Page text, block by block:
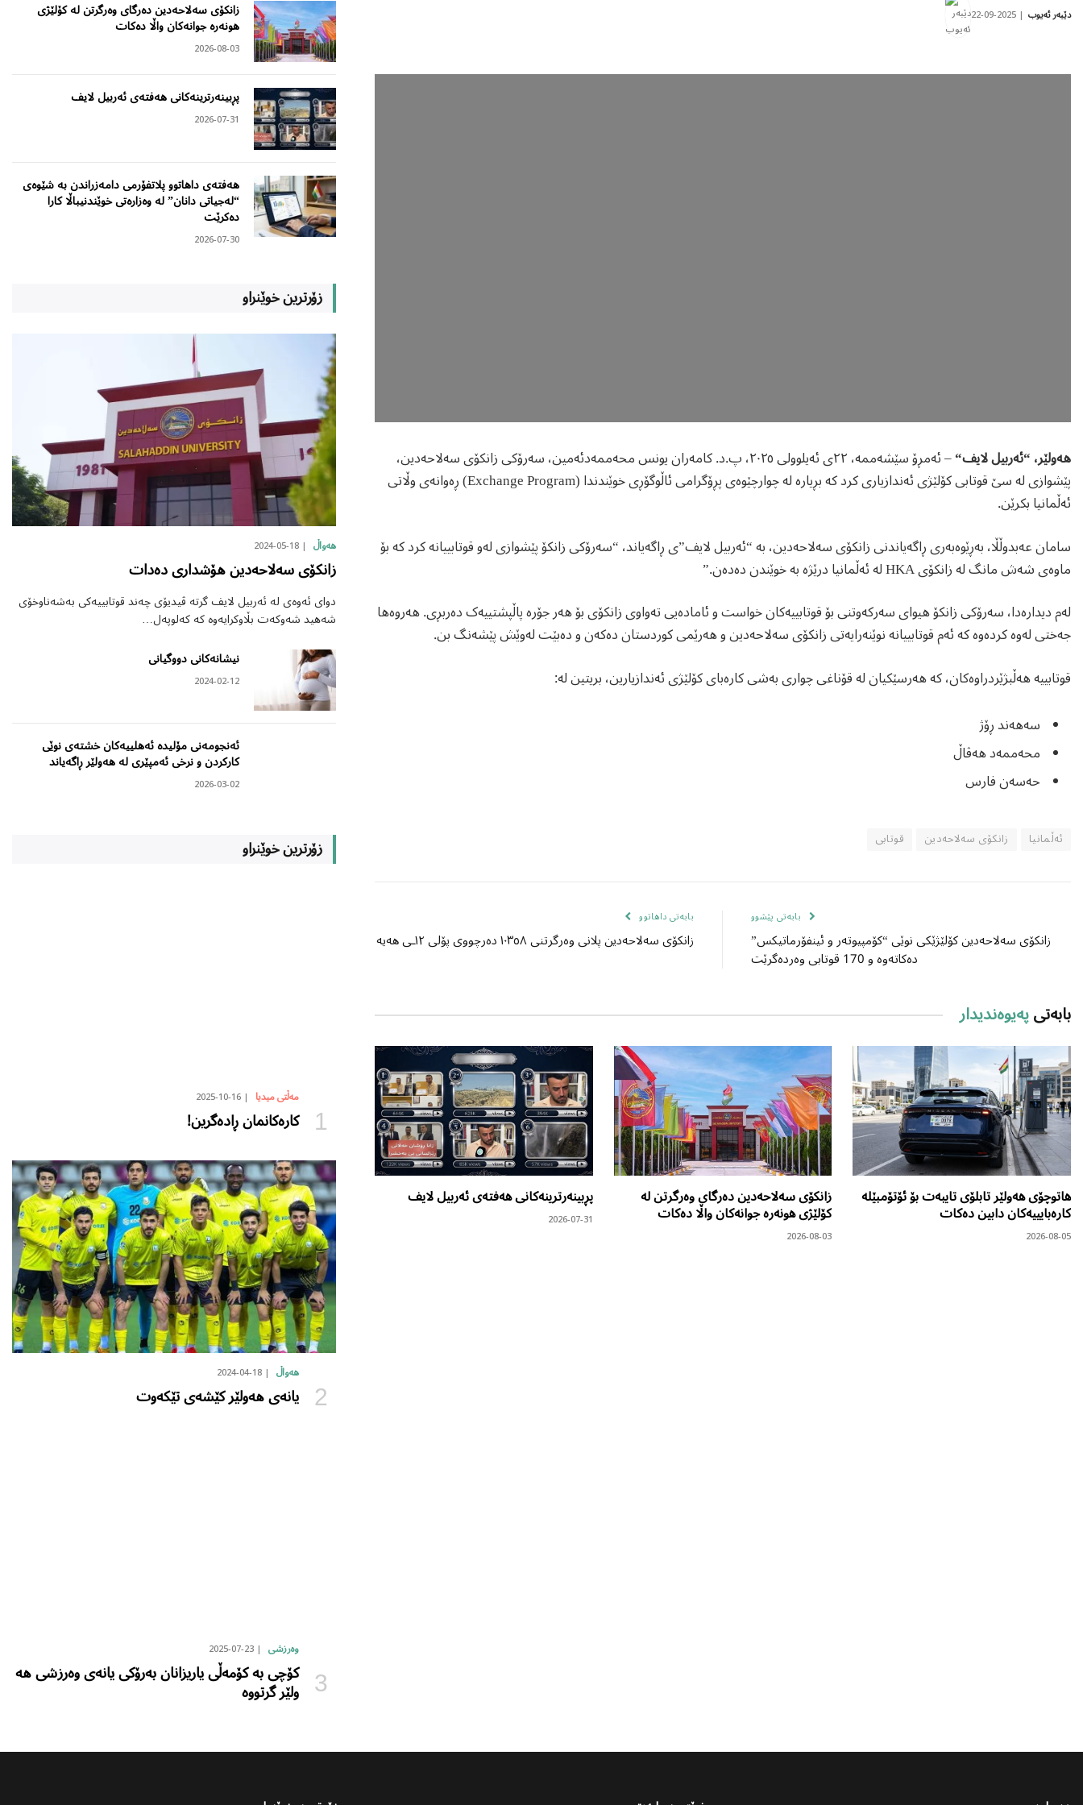
دێبەر ئەیوب 2025-09-22
هەولێر، “ئەربیل لایف“
– ئەمڕۆ سێشەممە، ٢٢ی ئەیلوولی ٢٠٢٥، پ.د. کامەران یونس محەممەدئەمین، سەرۆکی زانکۆی سەلاحەدین،
پێشوازی لە سێ قوتابی کۆلێژی ئەندازیاری کرد کە بڕیارە لە چوارچێوەی پڕۆگرامی ئاڵوگۆڕی خوێندندا (Exchange Program) ڕەوانەی وڵاتی
ئەڵمانیا بکرێن.
سامان عەبدوڵڵا، بەڕێوەبەری ڕاگەیاندنی زانکۆی سەلاحەدین، بە “ئەربیل لایف”ی ڕاگەیاند، “سەرۆکی زانکۆ پێشوازی لەو قوتابییانە کرد کە بۆ
ماوەی شەش مانگ لە زانکۆی HKA لە ئەڵمانیا درێژە بە خوێندن دەدەن.”
لەم دیدارەدا، سەرۆکی زانکۆ هیوای سەرکەوتنی بۆ قوتابییەکان خواست و ئامادەیی تەواوی زانکۆی بۆ هەر جۆرە پاڵپشتییەک دەربڕی. هەروەها
جەختی لەوە کردەوە کە ئەم قوتابییانە نوێنەرایەتی زانکۆی سەلاحەدین و هەرێمی کوردستان دەکەن و دەبێت لەوێش پێشەنگ بن.
قوتابییە هەڵبژێردراوەکان، کە هەرسێکیان لە قۆناغی چواری بەشی کارەبای کۆلێژی ئەندازیارین، بریتین لە:
سەهەند ڕۆژ
محەممەد هەڤاڵ
حەسەن فارس
ئەڵمانیا زانکۆی سەلاحەدین قوتابی
بابەتی پێشوو
زانکۆی سەلاحەدین کۆلێژێکی نوێی “کۆمپیوتەر و ئینفۆرماتیکس”
دەکاتەوە و 170 قوتابی وەردەگرێت
بابەتی داهاتوو
زانکۆی سەلاحەدین پلانی وەرگرتنی ١٠٣٥٨ دەرچووی پۆلی ١٢ـی هەیە
بابەتیپەیوەندیدار
هاتوچۆی هەولێر تابلۆی تایبەت بۆ ئۆتۆمبێلە
کارەبایییەکان دابین دەکات
2026-08-05
زانکۆی سەلاحەدین دەرگای وەرگرتن لە
کۆلێژی هونەرە جوانەکان واڵا دەکات
2026-08-03
پڕبینەرترینەکانی هەفتەی ئەربیل لایف
2026-07-31
زانکۆی سەلاحەدین دەرگای وەرگرتن لە کۆلێژی
هونەرە جوانەکان واڵا دەکات
2026-08-03
پڕبینەرترینەکانی هەفتەی ئەربیل لایف
2026-07-31
هەفتەی داهاتوو پلاتفۆرمی دامەزراندن بە شێوەی
“لەجیاتی دانان” لە وەزارەتی خوێندنیباڵا کارا
دەکرێت
2026-07-30
زۆرترین خوێنراو
هەواڵ 2024-05-18
زانکۆی سەلاحەدین هۆشداری دەدات
دوای ئەوەی لە ئەربیل لایف گرتە ڤیدیۆی چەند قوتابییەکی بەشەناوخۆی
شەهید شەوکەت بڵاوکرایەوە کە کەلوپەل…
نیشانەکانی دووگیانی
2024-02-12
ئەنجومەنی مۆلیدە ئەهلییەکان خشتەی نوێی
کارکردن و نرخی ئەمپێری لە هەولێر ڕاگەیاند
2026-03-02
زۆرترین خوێنراو
مەڵتی میدیا 2025-10-16
کارەکانمان ڕادەگرین!
هەواڵ 2024-04-18
یانەی هەولێر کێشەی تێکەوت
وەرزشی 2025-07-23
کۆچی بە کۆمەڵی یاریزانان بەرۆکی یانەی وەرزشی هە
ولێر گرتووە